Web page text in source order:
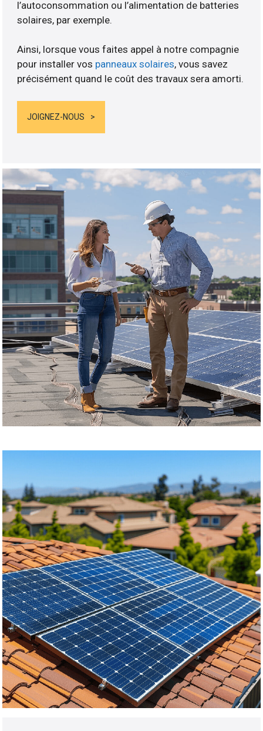
l’autoconsommation ou l’alimentation de batteries
solaires, par exemple.
Ainsi, lorsque vous faites appel à notre compagnie
pour installer vos panneaux solaires, vous savez
précisément quand le coût des travaux sera amorti.
JOIGNEZ-NOUS